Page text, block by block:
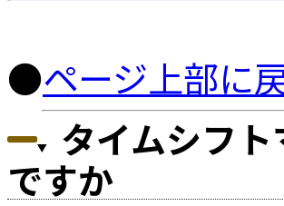
●ページ上部に
タイムシフ
ですか